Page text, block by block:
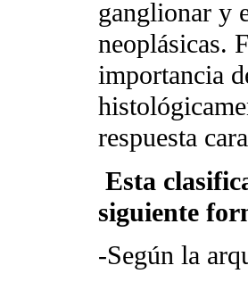
ganglionar y
neoplásicas.
importancia
respuesta
Esta
siguiente
-Según la